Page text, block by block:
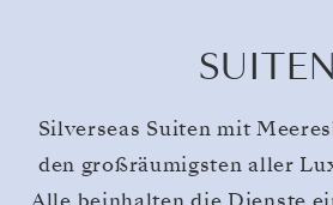
SUITEN
Silverseas Suiten mit
den großräumigsten aller